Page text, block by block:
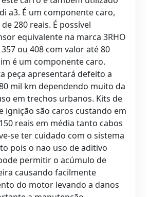
a3. É um componente caro,
280 reais. É possível
equivalente na marca 3RHO
ou 408 com valor até 80
é um componente caro.
peça apresentará defeito a
mil km dependendo muito da
em trechos urbanos. Kits de
ignição são caros custando em
reais em média tanto cabos
se ter cuidado com o sistema
pois o nao uso de aditivo
permitir o acúmulo de
causando facilmente
do motor levando a danos